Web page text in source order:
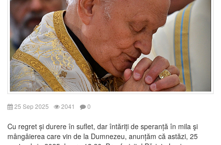
25 Sep 2025 2041 0
Cu regret și durere în suflet, dar întăriți de speranță în mila şi
mângâierea care vin de la Dumnezeu, anunțăm că astăzi, 25